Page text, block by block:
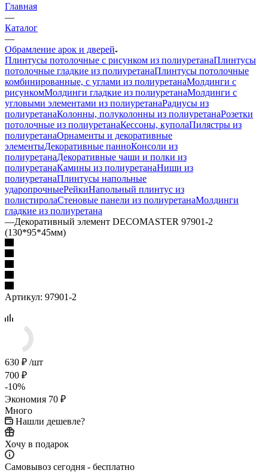
Главная
—
Каталог
—
Обрамление арок и дверей
Плинтусы потолочные с рисунком из полиуретанаПлинтусы
потолочные гладкие из полиуретанаПлинтусы потолочные
комбинированные, с углами из полиуретанаМолдинги c
рисункомМолдинги гладкие из полиуретанаМолдинги с
угловыми элементами из полиуретанаРадиусы из
полиуретанаКолонны, полуколонны из полиуретанаРозетки
потолочные из полиуретанаКессоны, куполаПилястры из
полиуретанаОрнаменты и декоративные
элементыДекоративные панноКонсоли из
полиуретанаДекоративные чаши и полки из
полиуретанаКамины из полиуретанаНиши из
полиуретанаПлинтусы напольные
ударопрочныеРейкиНапольный плинтус из
полистиролаСтеновые панели из полиуретанаМолдинги
гладкие из полиуретана
—Декоративный элемент DECOMASTER 97901-2
(130*95*45мм)
Артикул: 97901-2
630 ₽ /шт
700 ₽
-10%
Экономия 70 ₽
Много
Нашли дешевле?
Хочу в подарок
Самовывоз сегодня - бесплатно